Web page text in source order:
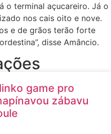
o terminal açucareiro. Já o
nos cais oito e nove.
e de grãos terão forte
disse Amâncio.
game pro
zábavu